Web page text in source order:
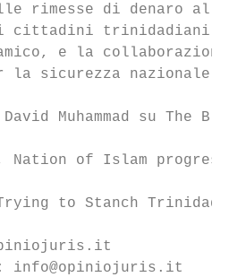
rimesse di denaro
cittadini trinidadiani
e la
la sicurezza nazionale
Muhammad su The
Nation of Islam
to Stanch Trinidad’s
info@opiniojuris.it